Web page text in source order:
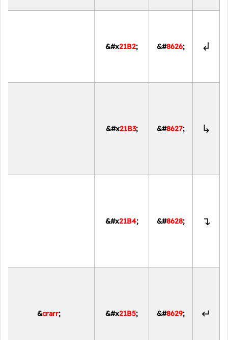
↲
&#8626;
&#x21B2;
↳
&#8627;
&#x21B3;
↴
&#8628;
&#x21B4;
↵
&#8629;
&#x21B5;
&crarr;